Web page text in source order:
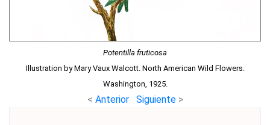
Potentilla fruticosa
Illustration by Mary Vaux Walcott. North American Wild Flowers.
Washington, 1925.
< Anterior Siguiente >